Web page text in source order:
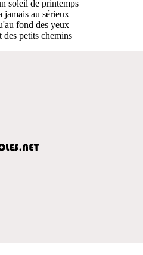
soleil de printemps
jamais au sérieux
fond des yeux
des petits chemins